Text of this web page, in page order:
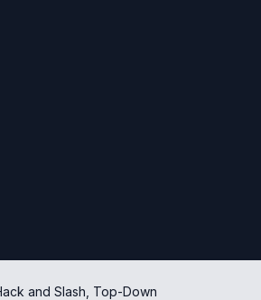
and Slash, Top-Down